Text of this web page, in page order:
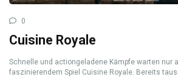
0
Cuisine Royale
Schnelle und actiongeladene Kämpfe warten nur
faszinierendem Spiel Cuisine Royale. Bereits